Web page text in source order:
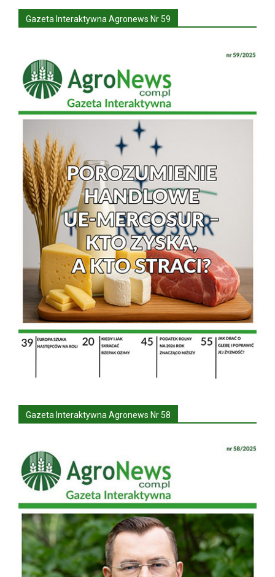
Gazeta Interaktywna Agronews Nr 59
Gazeta Interaktywna Agronews Nr 58